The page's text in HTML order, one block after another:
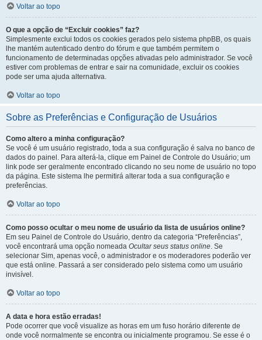
Voltar ao topo
O que a opção de “Excluir cookies” faz?
Simplesmente exclui todos os cookies gerados pelo sistema phpBB, os quais
lhe mantém autenticado dentro do fórum e que também permitem o
funcionamento de determinadas opções ativadas pelo administrador. Se você
estiver com problemas de entrar e sair na comunidade, excluir os cookies
pode ser uma ajuda alternativa.
Voltar ao topo
Sobre as Preferências e Configuração de Usuários
Como altero a minha configuração?
Se você é um usuário registrado, toda a sua configuração é salva no banco de
dados do painel. Para alterá-la, clique em Painel de Controle do Usuário; um
link pode ser geralmente encontrado clicando no seu nome de usuário no topo
da página. Este sistema lhe permitirá alterar toda a sua configuração e
preferências.
Voltar ao topo
Como posso ocultar o meu nome de usuário da lista de usuários online?
Em seu Painel de Controle do Usuário, dentro da categoria “Preferências”,
você encontrará uma opção nomeada Ocultar seus status online. Se
selecionar Sim, apenas você, o administrador e os moderadores poderão ver
que está online. Passará a ser considerado pelo sistema como um usuário
invisível.
Voltar ao topo
A data e hora estão erradas!
Pode ocorrer que você visualize as horas em um fuso horário diferente de
onde você normalmente se encontra ou inicialmente programou. Se esse é o